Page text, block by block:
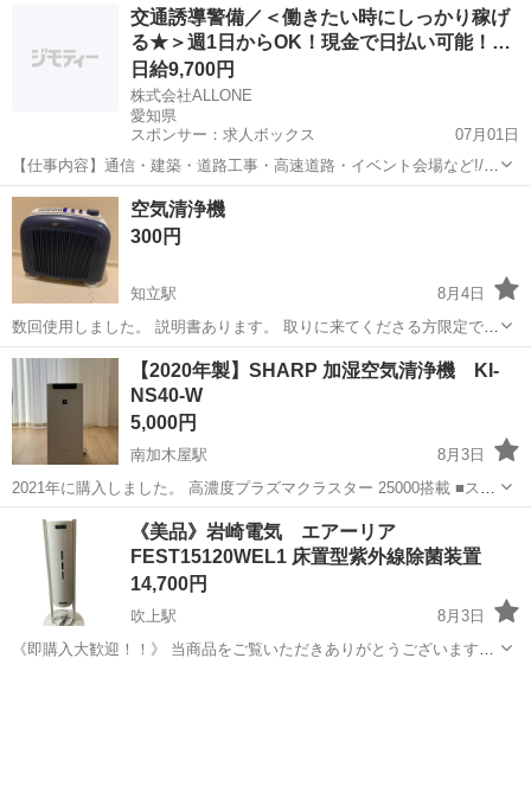
KI-LS70-W - カラー: ホワイト - 製造年: 2022年 - 機能:...
豊明駅 季節、空調家電
交通誘導警備／＜働きたい時にしっかり稼げ
る★＞週1日からOK！現金で日払い可能！…
日給9,700円
株式会社ALLONE
愛知県
スポンサー：求人ボックス
07月01日
【仕事内容】通信・建築・道路工事・高速道路・イベント会場など!/
閑散期なしで安定収入 常に現場あり! <主な業務内容> 歩行者や車両の
誘導を行い、 交通渋滞や事故を未然に防ぐお仕事です。 地域の“安
全”を守る、やりがいあるポジシ...
アルバイト・パート
空気清浄機
300円
知立駅
8月4日
数回使用しました。 説明書あります。 取りに来てくださる方限定でお
願いします。
愛知 知立市 知立駅 季節、空調家電
【2020年製】SHARP 加湿空気清浄機 KI-
NS40-W
5,000円
南加木屋駅
8月3日
2021年に購入しました。 高濃度プラズマクラスター 25000搭載 ■スピ
ード循環気流 ＆背面ワイド吸引 プラズマクラスターで静電気を抑え、
ホコリなどの付着を抑えながら 花粉や微小な粒子まで素早く集めま
す。 ■スリム...
愛知 南加木屋駅 季節、空調家電
《美品》岩崎電気 エアーリア
FEST15120WEL1 床置型紫外線除菌装置
14,700円
吹上駅
8月3日
《即購入大歓迎！！》 当商品をご覧いただきありがとうございます！